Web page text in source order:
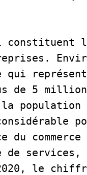
qui
de 5
population
commerce
de
le